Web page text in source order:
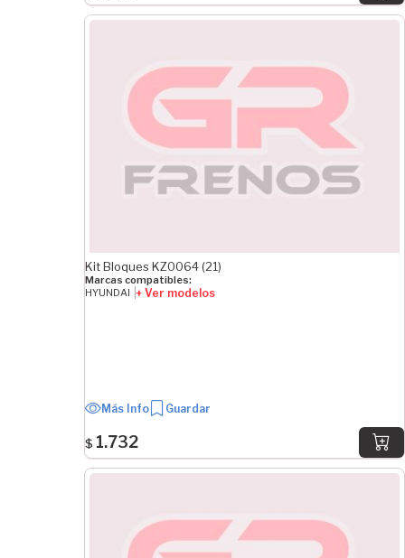
Kit Bloques KZ0064 (21)
Marcas compatibles:
HYUNDAI + Ver modelos
Más Info Guardar
$ 1.732